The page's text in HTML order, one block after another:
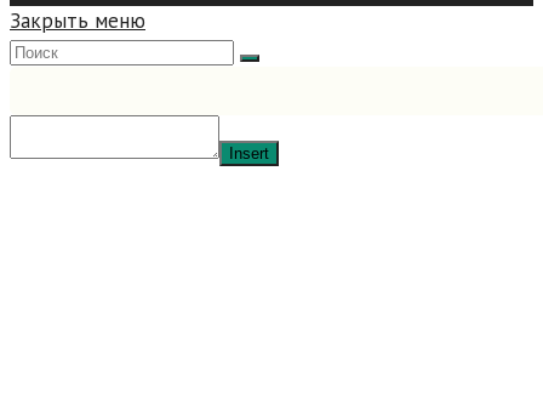
Закрыть меню
Insert